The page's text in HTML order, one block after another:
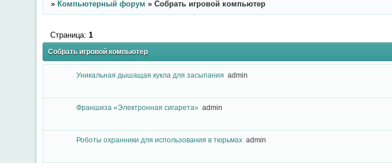
» Компьютерный форум » Собрать игровой компьютер
Собрать игровой компьютер
Страница: 1
Уникальная дышащая кукла для засыпания admin
Франшиза «Электронная сигарета» admin
Роботы охранники для использования в тюрьмах admin